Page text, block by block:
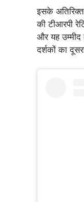
इसके
की टीआरपी
और यह उम्मीद
दर्शकों का